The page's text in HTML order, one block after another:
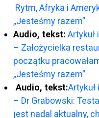
Rytm, Afryka i
„Jesteśmy razem”
Audio, tekst:
– Założycielka
początku
„Jesteśmy razem”
Audio, tekst:
– Dr Grabowski:
jest nadal aktualny,